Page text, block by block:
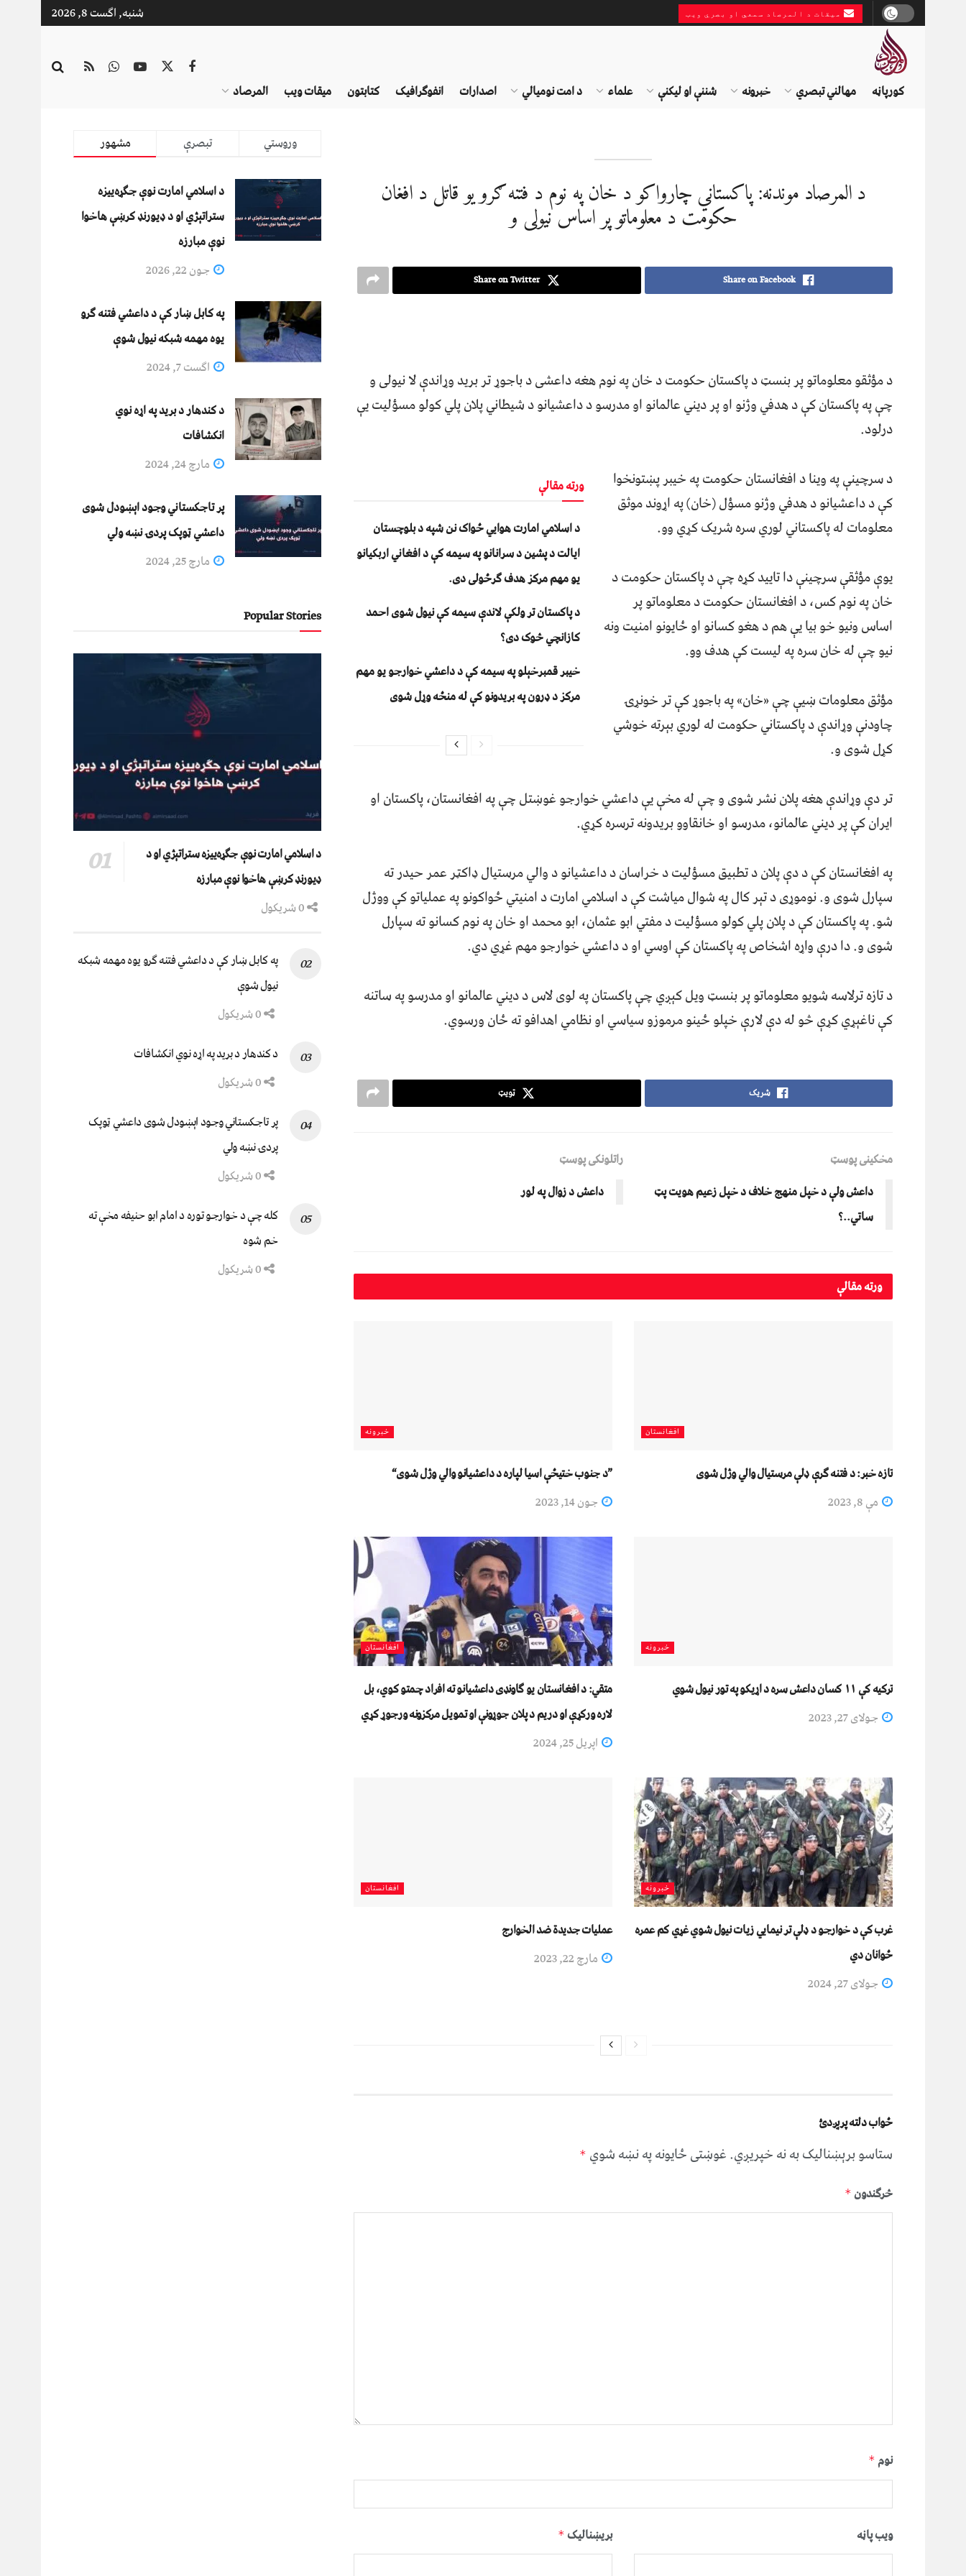
میقات د المرصاد سمعي او بصري ویب شنبه, اگست 8, 2026
کورپاڼه مهالني تبصري خبرونه شننې او لیکنې علماء د امت نومیالي اصدارات انفوګرافیک کتابتون میقات ویب المرصاد
د المرصاد موندنه: پاکستاني چارواکو د خان په نوم د فتنه ګرو یو قاتل د افغان
حکومت د معلوماتو پر اساس نیولی و
Share on Facebook
Share on Twitter
د مؤثقو معلوماتو پر بنسټ د پاکستان حکومت د خان په نوم هغه داعشی د باجوړ تر برید وړاندې لا نیولی و
چې په پاکستان کې د هدفي وژنو او پر ديني عالمانو او مدرسو د داعشیانو د شیطاني پلان پلي کولو مسؤليت یې
درلود.
ورته مقالې
د اسلامي امارت هوايي ځواک نن شپه د بلوچستان
ايالت د پشين د سرانانو په سيمه کې د افغاني اربکيانو
يو مهم مرکز هدف ګرځولی دی.
د پاکستان تر ولکې لاندې سیمه کې نیول شوی احمد
کازانچي څوک دی؟
خیبر قمبرخېلو په سیمه کې د داعشي خوارجو یو مهم
مرکز د ډرون په بریدونو کې له منځه وړل شوی
د سرچینې په وینا د افغانستان حکومت په خیبر پښتونخوا
کې د داعشیانو د هدفي وژنو مسؤل (خان) په اړوند موثق
معلومات له پاکستاني لوري سره شریک کړي وو.
یوې مؤثقې سرچینې دا تایید کړه چې د پاکستان حکومت د
خان په نوم کس، د افغانستان حکومت د معلوماتو پر
اساس ونیو خو بیا یې هم د هغو کسانو او ځایونو امنیت ونه
نیو چې له خان سره په ليست کې هدف وو.
مؤثق معلومات ښیې چې «خان» په باجوړ کې تر خونړۍ
چاودنې وړاندې د پاکستاني حکومت له لوري بېرته خوشي
کړل شوی و.
تر دې وړاندې هغه پلان نشر شوی و چې له مخې یې داعشي خوارجو غوښتل چې په افغانستان، پاکستان او
ایران کې پر ديني عالمانو، مدرسو او خانقاوو بریدونه ترسره کړي.
په افغانستان کې د دې پلان د تطبیق مسؤلیت د خراسان د داعشیانو د والي مرستيال ډاکټر عمر حیدر ته
سپارل شوی و. نوموړی د تېر کال په شوال مياشت کې د اسلامي امارت د امنيتي ځواکونو په عملياتو کې ووژل
شو. په پاکستان کې د پلان پلي کولو مسؤليت د مفتي ابو عثمان، ابو محمد او خان په نوم کسانو ته سپارل
شوی و. دا درې واړه اشخاص په پاکستان کې اوسي او د داعشي خوارجو مهم غړي دي.
د تازه ترلاسه شویو معلوماتو پر بنسټ ویل کېږي چې پاکستان په لوی لاس د دیني عالمانو او مدرسو په ساتنه
کې ناغېړي کړې څو له دې لارې خپلو ځینو مرموزو سیاسي او نظامي اهدافو ته ځان ورسوي.
شریک ټویټ
مخکینی پوسټ
داعش ولې د خپل منهج خلاف د خپل زعيم هويت پټ
ساتي..؟
راتلونکی پوسټ
داعش د زوال په لور
ورتهمقالې
افغانستان
تازه خبر: د فتنه ګرې ډلې مرستیال والي وژل شوی
مې 8, 2023
خبرونه
”د جنوب ختیځې اسیا لپاره د داعشیانو والي وژل شوی“
جون 14, 2023
خبرونه
ترکیه کې ۱۱ کسان داعش سره د اړیکو په تور نیول شوي
جولای 27, 2023
افغانستان
متقي: د افغانستان یو ګاونډی داعشیانو ته افراد چمتو کوي، بل
لاره ورکړې او دریم د پلان جوړونې او تمويل مرکزونه ورجوړ کړي
اپریل 25, 2024
خبرونه
غرب کې د خوارجو د ډلې تر نیمايي زیات نیول شوي غړي کم عمره
ځوانان دي
جولای 27, 2024
افغانستان
عمليات جديدة ضد الخوارج
مارچ 22, 2023
ځواب دلته پرېږدئ
ستاسو برېښناليک به نه خپريږي.غوښتى ځایونه په نښه شوي *
څرگندون *
نوم *
بریښنالیک * ویب پاڼه
مشهور تبصرې وروستي
د اسلامي امارت نوې جګړه‌ییزه
ستراتېژي او د ډیورنډ کرښې هاخوا
نوې مبارزه
جون 22, 2026
په کابل ښار کې د داعشي فتنه ګرو
يوه مهمه شبکه نيول شوې
اگست 7, 2024
د کندهار د برید په اړه نوي
انکشافات
مارچ 24, 2024
پر تاجکستاني وجود اېښودل شوی
داعشي ټوپک پردۍ نښه ولي
مارچ 25, 2024
Popular Stories
د اسلامي امارت نوې جګړه‌ییزه ستراتېژي او د
ډیورنډ کرښې هاخوا نوې مبارزه
په کابل ښار کې د داعشي فتنه ګرو يوه مهمه شبکه
نيول شوې
د کندهار د برید په اړه نوي انکشافات
پر تاجکستاني وجود اېښودل شوی داعشي ټوپک
پردۍ نښه ولي
کله چې د خوارجو توره د امام ابو حنیفه مخې ته
خم شوه